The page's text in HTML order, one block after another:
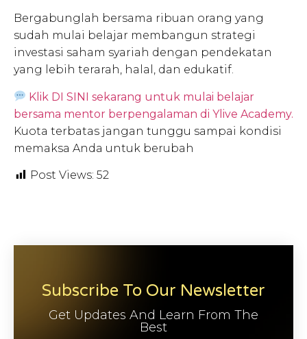
Bergabunglah bersama ribuan orang yang
sudah mulai belajar membangun strategi
investasi saham syariah dengan pendekatan
yang lebih terarah, halal, dan edukatif.
Klik DI SINI sekarang untuk mulai belajar
bersama mentor berpengalaman di Ylive Academy.
Kuota terbatas jangan tunggu sampai kondisi
memaksa Anda untuk berubah
Post Views: 52
Subscribe To Our Newsletter
Get Updates And Learn From The
Best